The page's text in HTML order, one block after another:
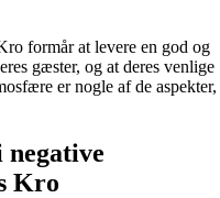
formår at levere en god og
gæster, og at deres venlige
er nogle af de aspekter,
negative
Kro